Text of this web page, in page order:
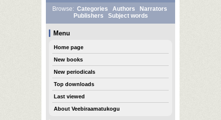
Browse: Categories Authors
Narrators
Publishers
Subject words
Menu
Home page
New books
New periodicals
Top downloads
Last viewed
About Veebiraamatukogu